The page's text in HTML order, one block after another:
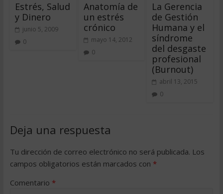
Estrés, Salud
y Dinero
junio 5, 2009
0
Anatomía de
un estrés
crónico
mayo 14, 2012
0
La Gerencia
de Gestión
Humana y el
síndrome
del desgaste
profesional
(Burnout)
abril 13, 2015
0
Deja una respuesta
Tu dirección de correo electrónico no será publicada. Los
campos obligatorios están marcados con *
Comentario *